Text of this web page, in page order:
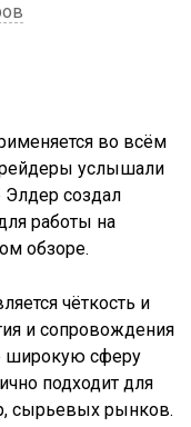
во всём
услышали
Элдер создал
работы на
обзоре.
чёткость и
и сопровождения
широкую сферу
подходит для
сырьевых рынков.